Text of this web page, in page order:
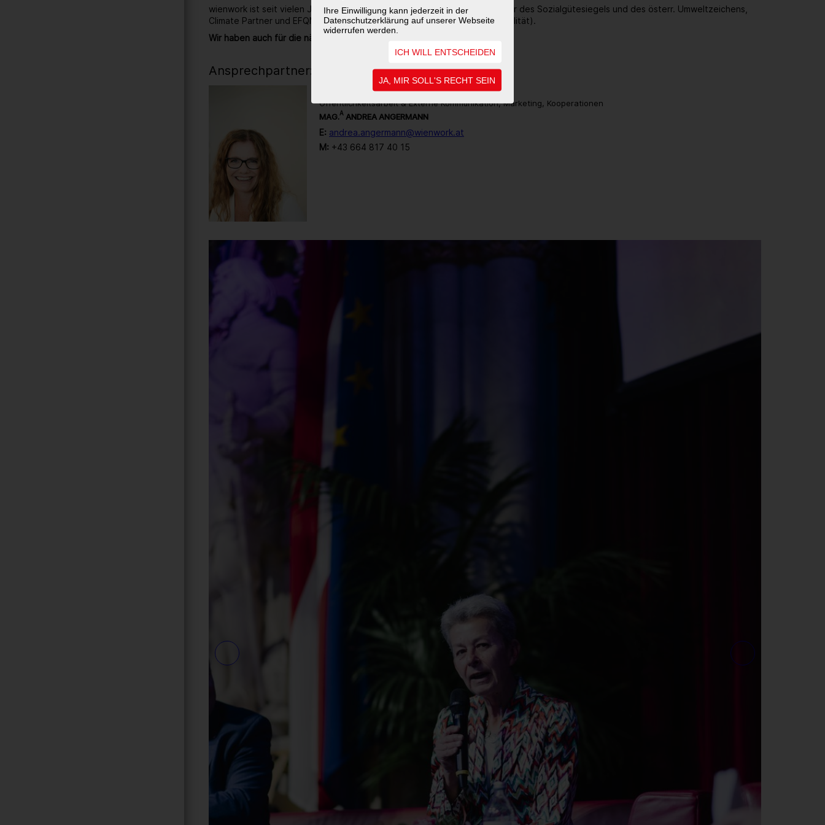
Ihre Einwilligung kann jederzeit in der
Datenschutzerklärung auf unserer Webseite
widerrufen werden.
ICH WILL ENTSCHEIDEN
JA, MIR SOLL'S RECHT SEIN
wienwork ist seit vielen Jahren ausgezeichneter Ökoprofit-Betrieb, Träger des Sozialgütesiegels und des österr. Umweltzeichens,
Climate Partner und EFQM zertifiziert (Gütezeichen für Unternehmensqualität).
Wir haben auch für die nächsten 40 Jahre noch sehr viel vor.
Ansprechpartner:in
Öffentlichkeitsarbeit & Externe Kommunikation, Marketing, Kooperationen
MAG.A ANDREA ANGERMANN
E: andrea.angermann@wienwork.at
M: +43 664 817 40 15
/ 259